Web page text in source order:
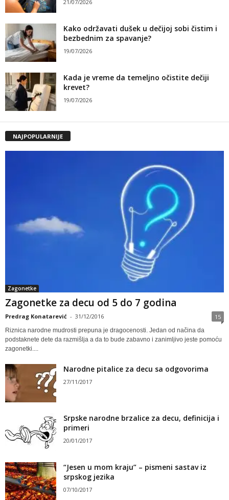
21/07/2026
Kako održavati dušek u dečijoj sobi čistim i
bezbednim za spavanje?
19/07/2026
Kada je vreme da temeljno očistite dečiji
krevet?
19/07/2026
NAJPOPULARNIJE
Zagonetke
Zagonetke za decu od 5 do 7 godina
Predrag Konatarević - 31/12/2016 15
Riznica narodne mudrosti prepuna je dragocenosti. Jedan od načina da
podstaknete dete da razmišlja a da to bude zabavno i zanimljivo jeste pomoću
zagonetki....
Narodne pitalice za decu sa odgovorima
27/11/2017
Srpske narodne brzalice za decu, definicija i
primeri
20/01/2017
“Jesen u mom kraju” – pismeni sastav iz
srpskog jezika
07/10/2017